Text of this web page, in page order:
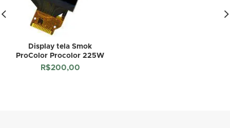
Display tela Smok
ProColor Procolor 225W
R$200,00